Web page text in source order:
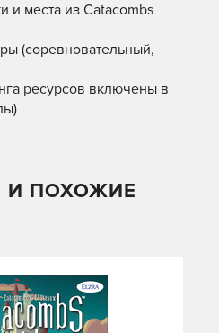
и места из Catacombs
(соревновательный,
ресурсов включены в
И ПОХОЖИЕ